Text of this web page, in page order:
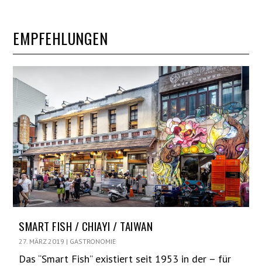
EMPFEHLUNGEN
SMART FISH / CHIAYI / TAIWAN
27. MÄRZ 2019 | GASTRONOMIE
Das “Smart Fish” existiert seit 1953 in der – für